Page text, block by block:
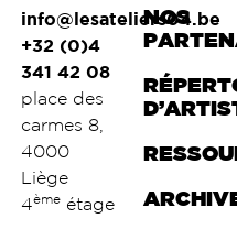
info@lesateliers04.be
+32 (0)4
341 42 08
place des
carmes 8,
4000
Liège
4èmeétage
NOS